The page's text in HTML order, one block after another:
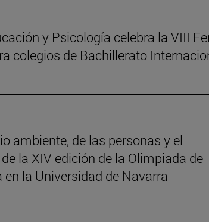
y Psicología celebra la VIII
colegios de Bachillerato
ambiente, de las personas y el
la XIV edición de la Olimpiada de
en la Universidad de Navarra